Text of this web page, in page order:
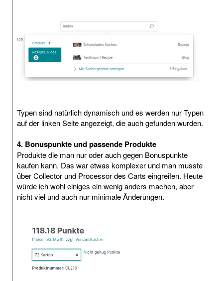
Typen sind natürlich dynamisch und es werden nur Typen
auf der linken Seite angezeigt, die auch gefunden wurden.
4. Bonuspunkte und passende Produkte
Produkte die man nur oder auch gegen Bonuspunkte
kaufen kann. Das war etwas komplexer und man musste
über Collector und Processor des Carts eingreifen. Heute
würde ich wohl einiges ein wenig anders machen, aber
nicht viel und auch nur minimale Änderungen.